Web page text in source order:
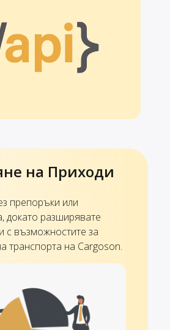
на Приходи
препоръки или
докато разширявате
с възможностите за
транспорта на Cargoson.